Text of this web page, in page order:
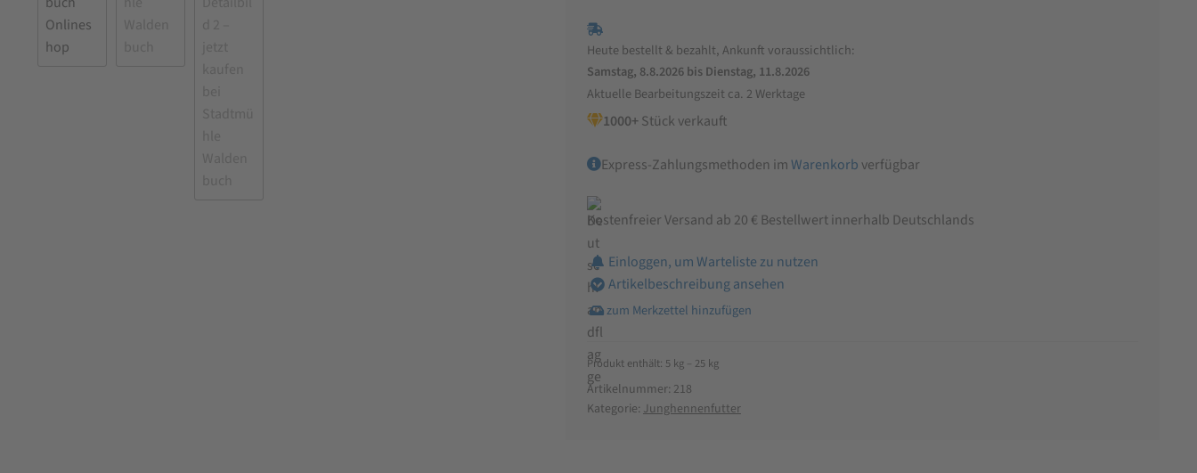
natürlichen
Darmschutz
|
ohne
Gentechnik
Heute bestellt & bezahlt, Ankunft voraussichtlich:
Samstag, 8.8.2026 bis Dienstag, 11.8.2026
Aktuelle Bearbeitungszeit ca. 2 Werktage
1000+Stück verkauft
Express-Zahlungsmethoden imWarenkorb verfügbar
Kostenfreier Versand ab 20 € Bestellwert innerhalb Deutschlands
Einloggen, um Warteliste zu nutzen
Artikelbeschreibung ansehen
Produkt enthält: 5 kg– 25 kg
Artikelnummer: 218
Kategorie: Junghennenfutter